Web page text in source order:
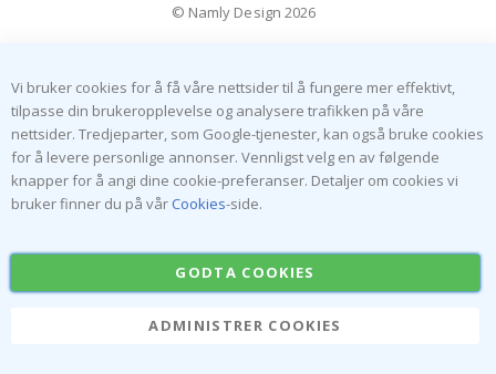
© Namly Design 2026
Vi bruker cookies for å få våre nettsider til å fungere mer effektivt,
tilpasse din brukeropplevelse og analysere trafikken på våre
nettsider. Tredjeparter, som Google-tjenester, kan også bruke cookies
for å levere personlige annonser. Vennligst velg en av følgende
knapper for å angi dine cookie-preferanser. Detaljer om cookies vi
bruker finner du på vår Cookies-side.
GODTA COOKIES
ADMINISTRER COOKIES